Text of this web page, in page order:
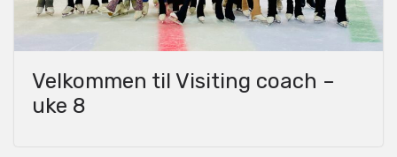
Velkommen til Visiting coach –
uke 8